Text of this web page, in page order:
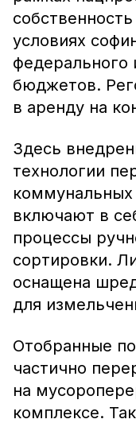
условиях
федерального
бюджетов.
в аренду на
Здесь
технологии
включают в
процессы
сортировки.
оснащена
для
Отобранные
частично
на
комплексе.